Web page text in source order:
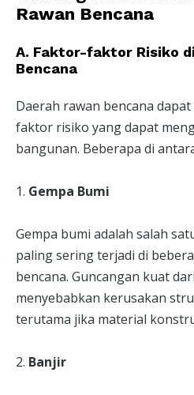
Rawan Bencana
A. Faktor-faktor Risiko
Bencana
Daerah rawan bencana
faktor risiko yang dapat
bangunan. Beberapa di
1. Gempa Bumi
Gempa bumi adalah salah
paling sering terjadi di
bencana. Guncangan kuat
menyebabkan kerusakan
terutama jika material
2. Banjir